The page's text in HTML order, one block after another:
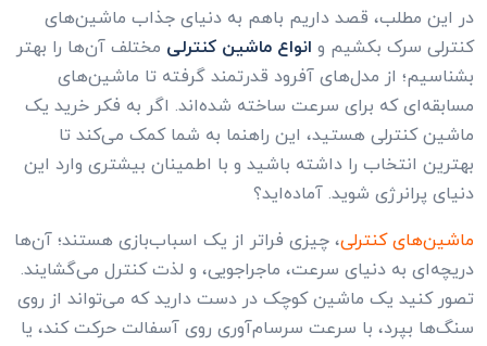
در این مطلب، قصد داریم باهم به دنیای جذاب ماشین‌های
کنترلی سرک بکشیم و انواع ماشین کنترلی مختلف آن‌ها را بهتر
بشناسیم؛ از مدل‌های آفرود قدرتمند گرفته تا ماشین‌های
مسابقه‌ای که برای سرعت ساخته شده‌اند. اگر به فکر خرید یک
ماشین کنترلی هستید، این راهنما به شما کمک می‌کند تا
بهترین انتخاب را داشته باشید و با اطمینان بیشتری وارد این
دنیای پرانرژی شوید. آماده‌اید؟
ماشین‌های کنترلی، چیزی فراتر از یک اسباب‌بازی هستند؛ آن‌ها
دریچه‌ای به دنیای سرعت، ماجراجویی، و لذت کنترل می‌گشایند.
تصور کنید یک ماشین کوچک در دست دارید که می‌تواند از روی
سنگ‌ها بپرد، با سرعت سرسام‌آوری روی آسفالت حرکت کند، یا